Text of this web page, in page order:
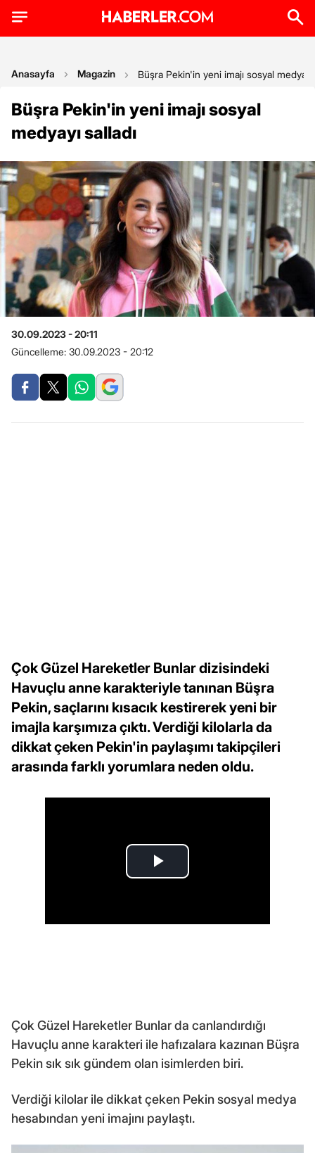
Anasayfa Magazin Büşra Pekin'in yeni imajı sosyal medyayı
Büşra Pekin'in yeni imajı sosyal
medyayı salladı
30.09.2023 - 20:11
Güncelleme: 30.09.2023 - 20:12
Çok Güzel Hareketler Bunlar dizisindeki
Havuçlu anne karakteriyle tanınan Büşra
Pekin, saçlarını kısacık kestirerek yeni bir
imajla karşımıza çıktı. Verdiği kilolarla da
dikkat çeken Pekin'in paylaşımı takipçileri
arasında farklı yorumlara neden oldu.
Çok Güzel Hareketler Bunlar da canlandırdığı
Havuçlu anne karakteri ile hafızalara kazınan Büşra
Pekin sık sık gündem olan isimlerden biri.
Verdiği kilolar ile dikkat çeken Pekin sosyal medya
hesabından yeni imajını paylaştı.